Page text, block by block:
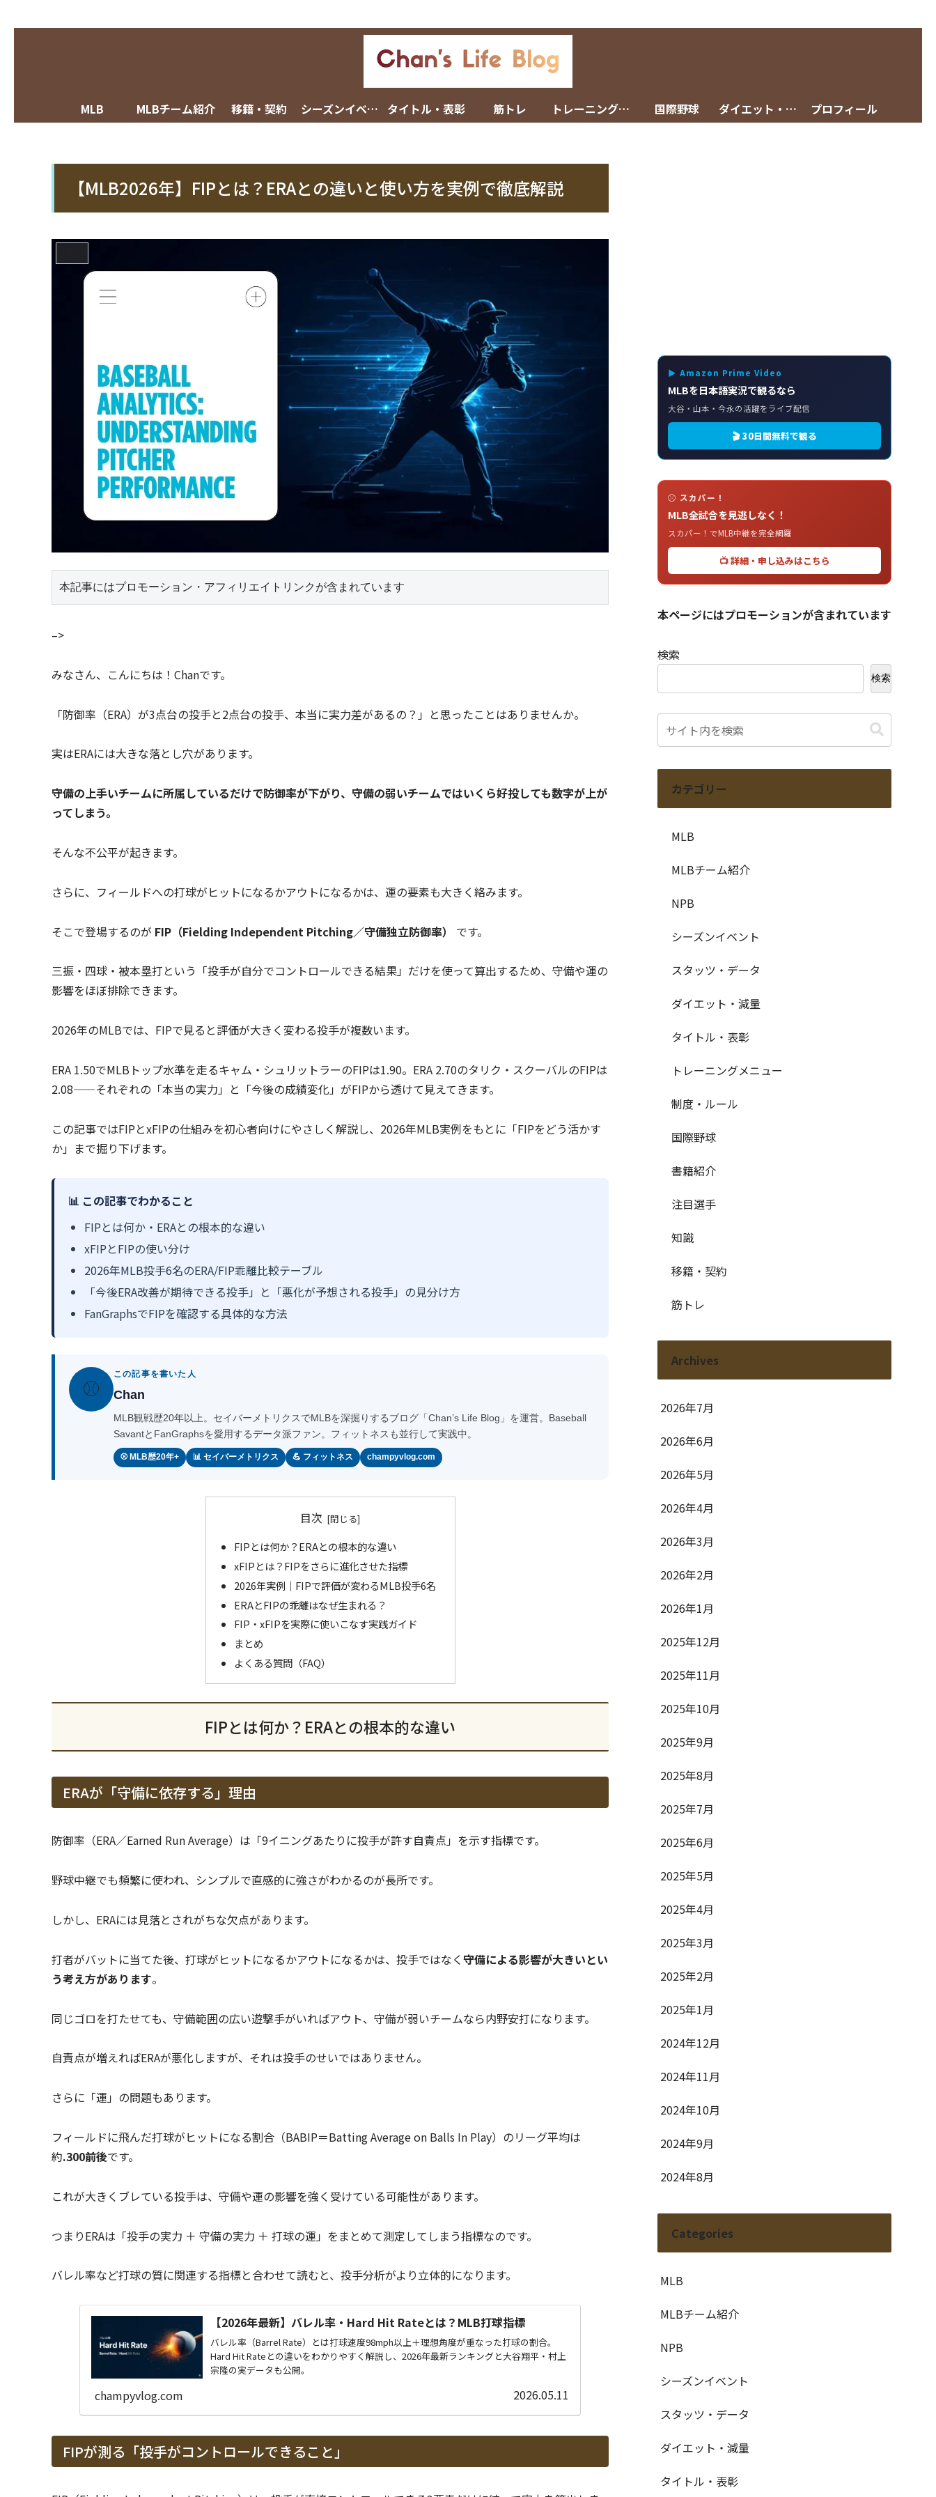
MLB MLBチーム紹介 移籍・契約 シーズンイベント タイトル・表彰 筋トレ トレーニングメニュー 国際野球 ダイエット・減量 プロフィール
【MLB2026年】FIPとは？ERAとの違いと使い方を実例で徹底解説
本記事にはプロモーション・アフィリエイトリンクが含まれています
–>
みなさん、こんにちは！Chanです。
「防御率（ERA）が3点台の投手と2点台の投手、本当に実力差があるの？」と思ったことはありませんか。
実はERAには大きな落とし穴があります。
守備の上手いチームに所属しているだけで防御率が下がり、守備の弱いチームではいくら好投しても数字が上が
ってしまう。
そんな不公平が起きます。
さらに、フィールドへの打球がヒットになるかアウトになるかは、運の要素も大きく絡みます。
そこで登場するのが FIP（Fielding Independent Pitching／守備独立防御率） です。
三振・四球・被本塁打という「投手が自分でコントロールできる結果」だけを使って算出するため、守備や運の
影響をほぼ排除できます。
2026年のMLBでは、FIPで見ると評価が大きく変わる投手が複数います。
ERA 1.50でMLBトップ水準を走るキャム・シュリットラーのFIPは1.90。ERA 2.70のタリク・スクーバルのFIPは
2.08——それぞれの「本当の実力」と「今後の成績変化」がFIPから透けて見えてきます。
この記事ではFIPとxFIPの仕組みを初心者向けにやさしく解説し、2026年MLB実例をもとに「FIPをどう活かす
か」まで掘り下げます。
📊 この記事でわかること
FIPとは何か・ERAとの根本的な違い
xFIPとFIPの使い分け
2026年MLB投手6名のERA/FIP乖離比較テーブル
「今後ERA改善が期待できる投手」と「悪化が予想される投手」の見分け方
FanGraphsでFIPを確認する具体的な方法
⚾
この記事を書いた人
Chan
MLB観戦歴20年以上。セイバーメトリクスでMLBを深掘りするブログ「Chan’s Life Blog」を運営。Baseball
SavantとFanGraphsを愛用するデータ派ファン。フィットネスも並行して実践中。
⚾ MLB歴20年+ 📊 セイバーメトリクス 💪 フィットネス champyvlog.com
目次
FIPとは何か？ERAとの根本的な違い
xFIPとは？FIPをさらに進化させた指標
2026年実例｜FIPで評価が変わるMLB投手6名
ERAとFIPの乖離はなぜ生まれる？
FIP・xFIPを実際に使いこなす実践ガイド
まとめ
よくある質問（FAQ）
FIPとは何か？ERAとの根本的な違い
ERAが「守備に依存する」理由
防御率（ERA／Earned Run Average）は「9イニングあたりに投手が許す自責点」を示す指標です。
野球中継でも頻繁に使われ、シンプルで直感的に強さがわかるのが長所です。
しかし、ERAには見落とされがちな欠点があります。
打者がバットに当てた後、打球がヒットになるかアウトになるかは、投手ではなく 守備による影響が大きいとい
う考え方があります。
同じゴロを打たせても、守備範囲の広い遊撃手がいればアウト、守備が弱いチームなら内野安打になります。
自責点が増えればERAが悪化しますが、それは投手のせいではありません。
さらに「運」の問題もあります。
フィールドに飛んだ打球がヒットになる割合（BABIP＝Batting Average on Balls In Play）のリーグ平均は
約.300前後です。
これが大きくブレている投手は、守備や運の影響を強く受けている可能性があります。
つまりERAは「投手の実力 ＋ 守備の実力 ＋ 打球の運」をまとめて測定してしまう指標なのです。
バレル率など打球の質に関連する指標と合わせて読むと、投手分析がより立体的になります。
【2026年最新】バレル率・Hard Hit Rateとは？MLB打球指標
バレル率（Barrel Rate）とは打球速度98mph以上＋理想角度が重なった打球の割合。
Hard Hit Rateとの違いをわかりやすく解説し、2026年最新ランキングと大谷翔平・村上
宗隆の実データも公開。
champyvlog.com 2026.05.11
FIPが測る「投手がコントロールできること」
▶ Amazon Prime Video
MLBを日本語実況で観るなら
大谷・山本・今永の活躍をライブ配信
🎬 30日間無料で観る
⚾ スカパー！
MLB全試合を見逃しなく！
スカパー！でMLB中継を完全網羅
📺 詳細・申し込みはこちら
本ページにはプロモーションが含まれています
検索
検索
カテゴリー
MLB
MLBチーム紹介
NPB
シーズンイベント
スタッツ・データ
ダイエット・減量
タイトル・表彰
トレーニングメニュー
制度・ルール
国際野球
書籍紹介
注目選手
知識
移籍・契約
筋トレ
Archives
2026年7月
2026年6月
2026年5月
2026年4月
2026年3月
2026年2月
2026年1月
2025年12月
2025年11月
2025年10月
2025年9月
2025年8月
2025年7月
2025年6月
2025年5月
2025年4月
2025年3月
2025年2月
2025年1月
2024年12月
2024年11月
2024年10月
2024年9月
2024年8月
Categories
MLB
MLBチーム紹介
NPB
シーズンイベント
スタッツ・データ
ダイエット・減量
タイトル・表彰